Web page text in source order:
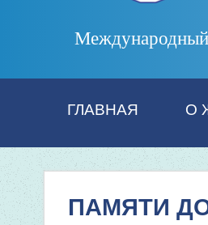
Международный
ГЛАВНАЯ О
ПАМЯТИ